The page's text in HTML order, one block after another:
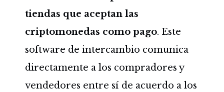
tiendas que aceptan las
criptomonedas como pago. Este
software de intercambio comunica
directamente a los compradores y
vendedores entre sí de acuerdo a los